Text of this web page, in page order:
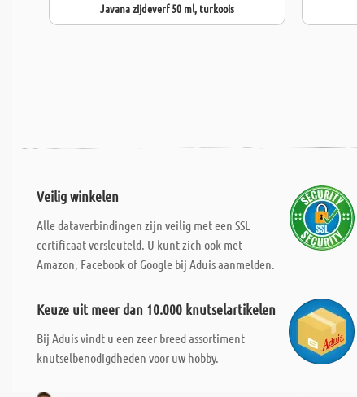
Javana zijdeverf 50 ml, turkoois
Veilig winkelen
Alle dataverbindingen zijn veilig met een SSL
certificaat versleuteld. U kunt zich ook met
Amazon, Facebook of Google bij Aduis aanmelden.
Keuze uit meer dan 10.000 knutselartikelen
Bij Aduis vindt u een zeer breed assortiment
knutselbenodigdheden voor uw hobby.